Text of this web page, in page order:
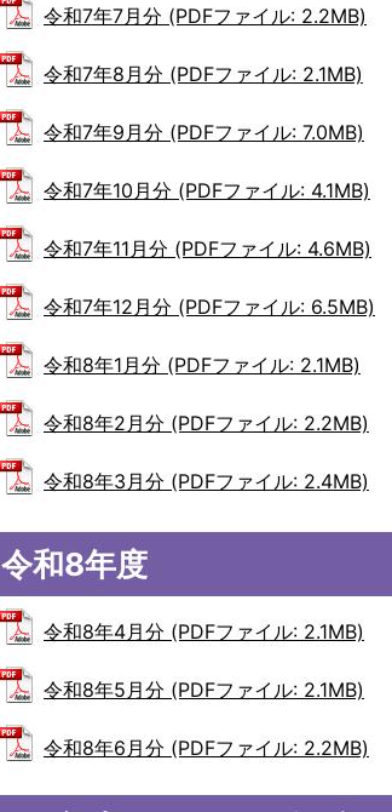
令和7年7月分 (PDFファイル: 2.2MB)
令和7年8月分 (PDFファイル: 2.1MB)
令和7年9月分 (PDFファイル: 7.0MB)
令和7年10月分 (PDFファイル: 4.1MB)
令和7年11月分 (PDFファイル: 4.6MB)
令和7年12月分 (PDFファイル: 6.5MB)
令和8年1月分 (PDFファイル: 2.1MB)
令和8年2月分 (PDFファイル: 2.2MB)
令和8年3月分 (PDFファイル: 2.4MB)
令和8年度
令和8年4月分 (PDFファイル: 2.1MB)
令和8年5月分 (PDFファイル: 2.1MB)
令和8年6月分 (PDFファイル: 2.2MB)